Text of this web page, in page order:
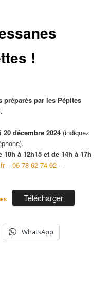
!
préparés par les Pépites
20 décembre 2024 (indiquez
à 12h15 et de 14h à 17h
–06 78 62 74 92 –
Télécharger
WhatsApp